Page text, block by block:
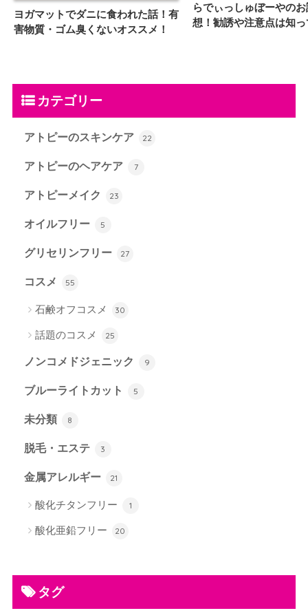
ヨガマットでダニに食われた話！有
害物質・ゴム臭くないオススメ！
らでぃっしゅぼーやの
想！勧誘や注意点は知
カテゴリー
アトピーのスキンケア 22
アトピーのヘアケア 7
アトピーメイク 23
オイルフリー 5
グリセリンフリー 27
コスメ 55
石鹸オフコスメ 30
話題のコスメ 25
ノンコメドジェニック 9
ブルーライトカット 5
未分類 8
脱毛・エステ 3
金属アレルギー 21
酸化チタンフリー 1
酸化亜鉛フリー 20
タグ